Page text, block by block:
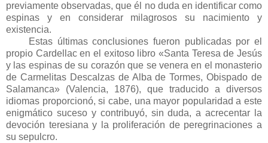
previamente observadas, que él no duda en identificar como
espinas y en considerar milagrosos su nacimiento y
existencia.
Estas últimas conclusiones fueron publicadas por el
propio Cardellac en el exitoso libro «Santa Teresa de Jesús
y las espinas de su corazón que se venera en el monasterio
de Carmelitas Descalzas de Alba de Tormes, Obispado de
Salamanca» (Valencia, 1876), que traducido a diversos
idiomas proporcionó, si cabe, una mayor popularidad a este
enigmático suceso y contribuyó, sin duda, a acrecentar la
devoción teresiana y la proliferación de peregrinaciones a
su sepulcro.